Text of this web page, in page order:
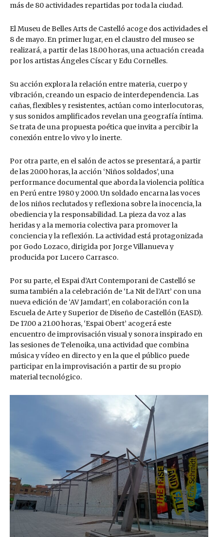
más de 80 actividades repartidas por toda la ciudad.
El Museu de Belles Arts de Castelló acoge dos actividades el
8 de mayo. En primer lugar, en el claustro del museo se
realizará, a partir de las 18.00 horas, una actuación creada
por los artistas Ángeles Císcar y Edu Cornelles.
Su acción explora la relación entre materia, cuerpo y
vibración, creando un espacio de interdependencia. Las
cañas, flexibles y resistentes, actúan como interlocutoras,
y sus sonidos amplificados revelan una geografía íntima.
Se trata de una propuesta poética que invita a percibir la
conexión entre lo vivo y lo inerte.
Por otra parte, en el salón de actos se presentará, a partir
de las 20.00 horas, la acción ‘Niños soldados’, una
performance documental que aborda la violencia política
en Perú entre 1980 y 2000. Un soldado encarna las voces
de los niños reclutados y reflexiona sobre la inocencia, la
obediencia y la responsabilidad. La pieza da voz a las
heridas y a la memoria colectiva para promover la
conciencia y la reflexión. La actividad está protagonizada
por Godo Lozaco, dirigida por Jorge Villanueva y
producida por Lucero Carrasco.
Por su parte, el Espai d’Art Contemporani de Castelló se
suma también a la celebración de ‘La Nit de l’Art’ con una
nueva edición de ‘AV Jamdart’, en colaboración con la
Escuela de Arte y Superior de Diseño de Castellón (EASD).
De 17.00 a 21.00 horas, ‘Espai Obert’ acogerá este
encuentro de improvisación visual y sonora inspirado en
las sesiones de Telenoika, una actividad que combina
música y vídeo en directo y en la que el público puede
participar en la improvisación a partir de su propio
material tecnológico.